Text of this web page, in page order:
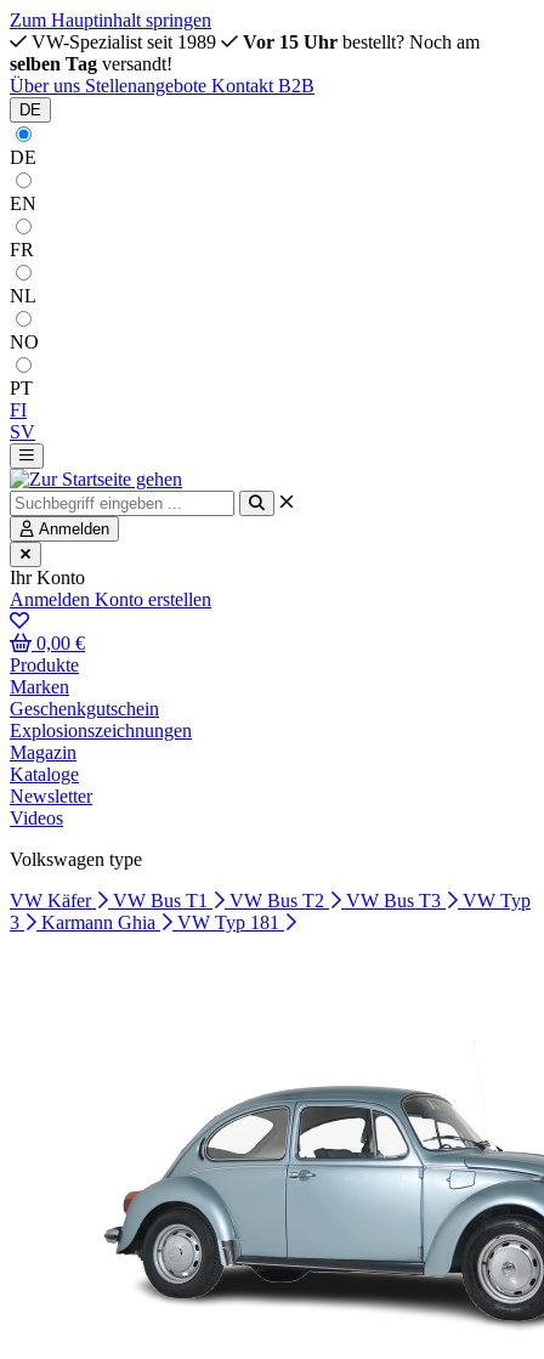
Zum Hauptinhalt springen
VW-Spezialist seit 1989
Vor 15 Uhr bestellt? Noch am
selben Tag versandt!
Über uns Stellenangebote Kontakt B2B
DE
DE
EN
FR
NL
NO
PT
FI
SV
Anmelden
Ihr Konto
Anmelden Konto erstellen
0,00 €
Produkte
Marken
Geschenkgutschein
Explosionszeichnungen
Magazin
Kataloge
Newsletter
Videos
Volkswagen type
VW Käfer
VW Bus T1 VW Bus T2 VW Bus T3
VW Typ
3
Karmann Ghia VW Typ 181